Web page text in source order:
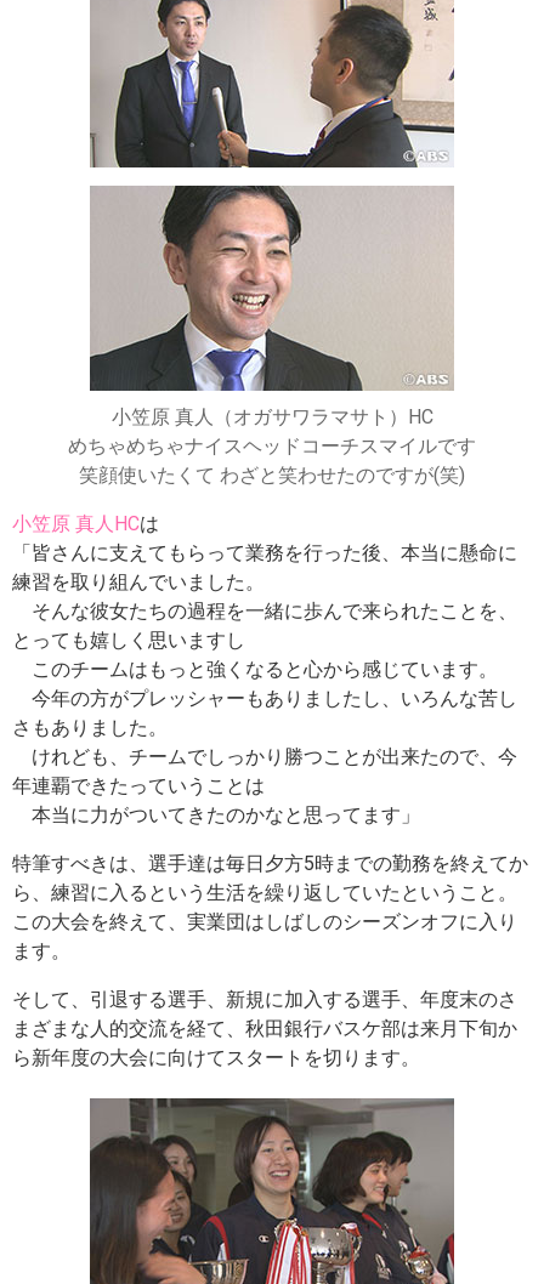
小笠原 真人（オガサワラマサト）HC
めちゃめちゃナイスヘッドコーチスマイルです
笑顔使いたくて わざと笑わせたのですが(笑)
小笠原 真人HCは
「皆さんに支えてもらって業務を行った後、本当に懸命に
練習を取り組んでいました。
そんな彼女たちの過程を一緒に歩んで来られたことを、
とっても嬉しく思いますし
このチームはもっと強くなると心から感じています。
今年の方がプレッシャーもありましたし、いろんな苦し
さもありました。
けれども、チームでしっかり勝つことが出来たので、今
年連覇できたっていうことは
本当に力がついてきたのかなと思ってます」
特筆すべきは、選手達は毎日夕方5時までの勤務を終えてか
ら、練習に入るという生活を繰り返していたということ。
この大会を終えて、実業団はしばしのシーズンオフに入り
ます。
そして、引退する選手、新規に加入する選手、年度末のさ
まざまな人的交流を経て、秋田銀行バスケ部は来月下旬か
ら新年度の大会に向けてスタートを切ります。